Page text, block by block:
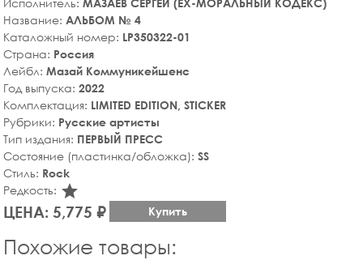
Название: АЛЬБОМ № 4
Каталожный номер: LP350322-01
Страна: Россия
Лейбл: Мазай Коммуникейшенс
Год выпуска: 2022
Комплектация: LIMITED EDITION, STICKER
Рубрики: Русские артисты
Тип издания: ПЕРВЫЙ ПРЕСС
Состояние (пластинка/обложка): SS
Стиль: Rock
Редкость: star_rate
ЦЕНА: 5,775 ₽ Купить
Похожие товары: